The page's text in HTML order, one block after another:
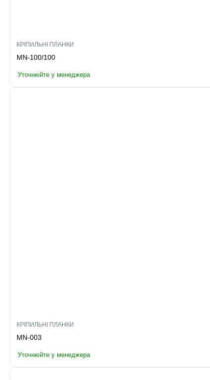
КРІПИЛЬНІ ПЛАНКИ
MN-100/100
Уточнюйте у менеджера
КРІПИЛЬНІ ПЛАНКИ
MN-003
Уточнюйте у менеджера